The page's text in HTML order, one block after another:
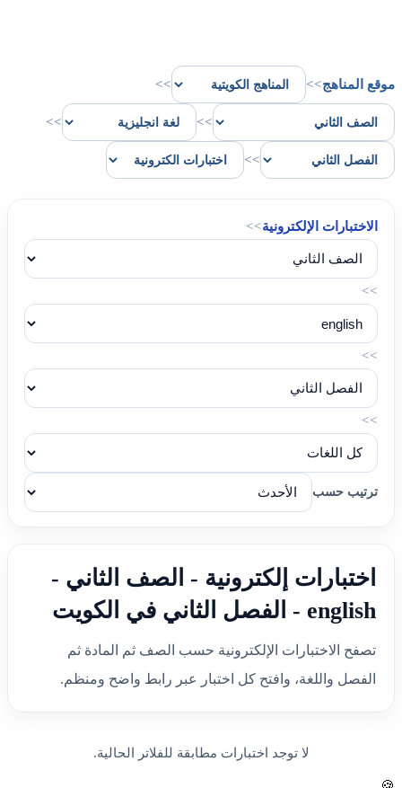
موقع المناهج>>
>>
>>
>>
>>
الاختبارات الإلكترونية>>
>>
>>
>>
ترتيب حسب
اختبارات إلكترونية - الصف الثاني -
english - الفصل الثاني في الكويت
تصفح الاختبارات الإلكترونية حسب الصف ثم المادة ثم
الفصل واللغة، وافتح كل اختبار عبر رابط واضح ومنظم.
لا توجد اختبارات مطابقة للفلاتر الحالية.